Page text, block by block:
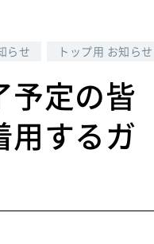
らせ トップ用 お知らせ
予定の皆
用するガ